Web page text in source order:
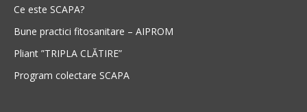
Ce este SCAPA?
Bune practici fitosanitare – AIPROM
Pliant ”TRIPLA CLĂTIRE”
Program colectare SCAPA